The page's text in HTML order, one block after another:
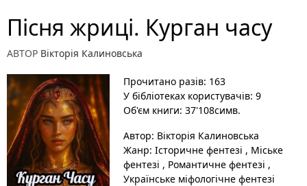
Пісня жриці. Курган часу
АВТОР Вікторія Калиновська
Прочитано разів: 163
У бібліотеках користувачів: 9
Об'єм книги: 37'108симв.
Автор: Вікторія Калиновська
Жанр: Історичне фентезі , Міське
фентезі , Романтичне фентезі ,
Українське міфологічне фентезі